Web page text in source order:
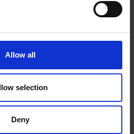
Allow all
selection
Deny
program este ușor de
este să ții cont de aceste
tău funcționează cela mai